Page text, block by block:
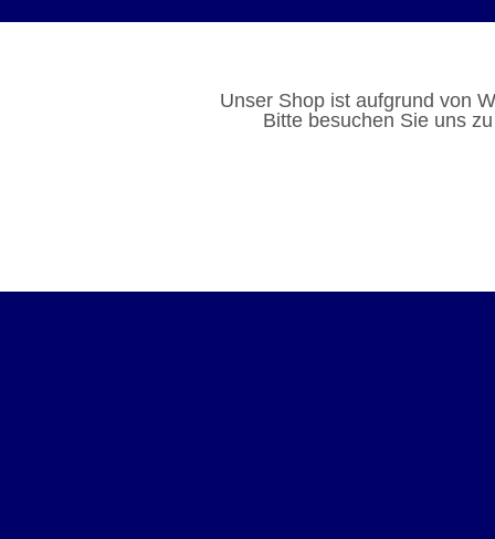
Unser Shop ist aufgrund von
Bitte besuchen Sie uns